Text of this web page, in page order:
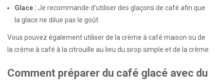
Glace : Je recommande d’utiliser des glaçons de café afin que
la glace ne dilue pas le goût.
Vous pouvez également utiliser de la crème à café maison ou de
la crème à café à la citrouille au lieu du sirop simple et de la crème.
Comment préparer du café glacé avec du